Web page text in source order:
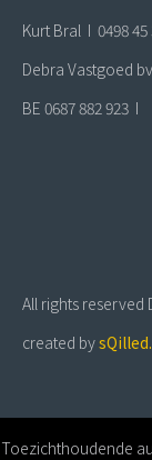
Kurt Bral I 0498 45
Debra Vastgoed
BE 0687 882 923 I
All rights reserved
created by
Toezichthoudende